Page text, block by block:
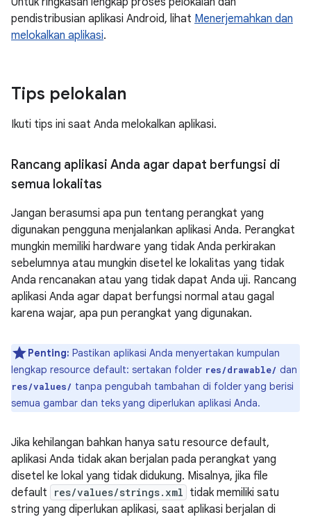
pendistribusian aplikasi Android, lihat Menerjemahkan dan
melokalkan aplikasi.
Tips pelokalan
Ikuti tips ini saat Anda melokalkan aplikasi.
Rancang aplikasi Anda agar dapat berfungsi di
semua lokalitas
Jangan berasumsi apa pun tentang perangkat yang
digunakan pengguna menjalankan aplikasi Anda. Perangkat
mungkin memiliki hardware yang tidak Anda perkirakan
sebelumnya atau mungkin disetel ke lokalitas yang tidak
Anda rencanakan atau yang tidak dapat Anda uji. Rancang
aplikasi Anda agar dapat berfungsi normal atau gagal
karena wajar, apa pun perangkat yang digunakan.
Penting: Pastikan aplikasi Anda menyertakan kumpulan
lengkap resource default: sertakan folder res/drawable/ dan
res/values/ tanpa pengubah tambahan di folder yang berisi
semua gambar dan teks yang diperlukan aplikasi Anda.
Jika kehilangan bahkan hanya satu resource default,
aplikasi Anda tidak akan berjalan pada perangkat yang
disetel ke lokal yang tidak didukung. Misalnya, jika file
default
res/values/strings.xml tidak memiliki satu
string yang diperlukan aplikasi, saat aplikasi berjalan di